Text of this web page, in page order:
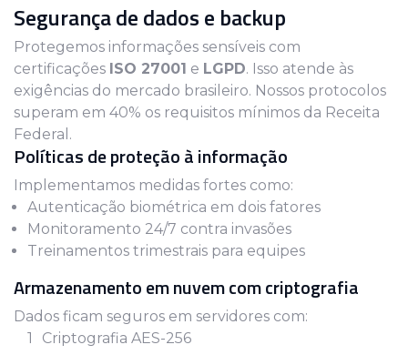
Segurança de dados e backup
Protegemos informações sensíveis com
certificações ISO 27001 e LGPD. Isso atende às
exigências do mercado brasileiro. Nossos protocolos
superam em 40% os requisitos mínimos da Receita
Federal.
Políticas de proteção à informação
Implementamos medidas fortes como:
Autenticação biométrica em dois fatores
Monitoramento 24/7 contra invasões
Treinamentos trimestrais para equipes
Armazenamento em nuvem com criptografia
Dados ficam seguros em servidores com:
Criptografia AES-256